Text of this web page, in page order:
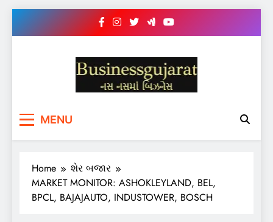
BUSINESS GUJARAT
MENU
Home
શેર બજાર
MARKET MONITOR: ASHOKLEYLAND, BEL,
BPCL, BAJAJAUTO, INDUSTOWER, BOSCH